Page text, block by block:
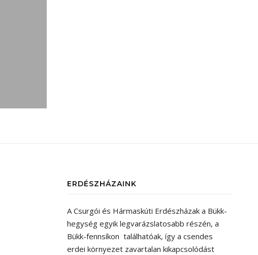
ERDÉSZHÁZAINK
A Csurgói és Hármaskúti Erdészházak a Bükk-
hegység egyik legvarázslatosabb részén, a
Bükk-fennsíkon találhatóak, így a csendes
erdei környezet zavartalan kikapcsolódást